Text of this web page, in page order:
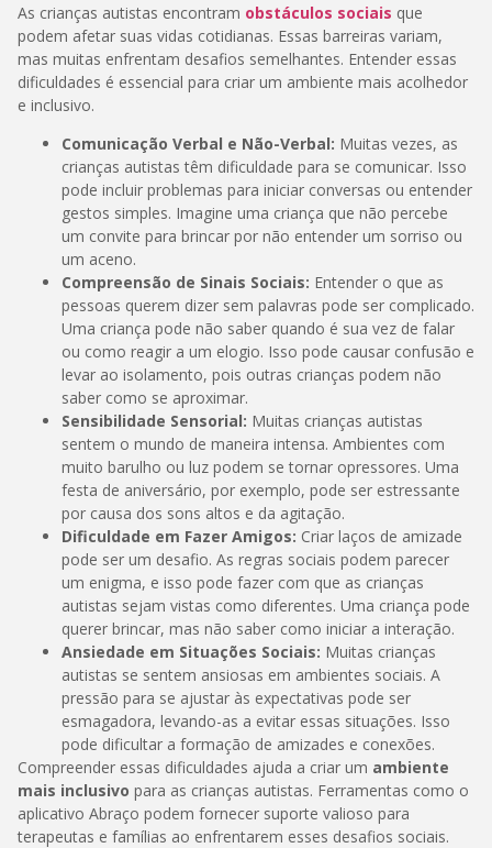
As crianças autistas encontram obstáculos sociais que
podem afetar suas vidas cotidianas. Essas barreiras variam,
mas muitas enfrentam desafios semelhantes. Entender essas
dificuldades é essencial para criar um ambiente mais acolhedor
e inclusivo.
Comunicação Verbal e Não-Verbal: Muitas vezes, as
crianças autistas têm dificuldade para se comunicar. Isso
pode incluir problemas para iniciar conversas ou entender
gestos simples. Imagine uma criança que não percebe
um convite para brincar por não entender um sorriso ou
um aceno.
Compreensão de Sinais Sociais: Entender o que as
pessoas querem dizer sem palavras pode ser complicado.
Uma criança pode não saber quando é sua vez de falar
ou como reagir a um elogio. Isso pode causar confusão e
levar ao isolamento, pois outras crianças podem não
saber como se aproximar.
Sensibilidade Sensorial: Muitas crianças autistas
sentem o mundo de maneira intensa. Ambientes com
muito barulho ou luz podem se tornar opressores. Uma
festa de aniversário, por exemplo, pode ser estressante
por causa dos sons altos e da agitação.
Dificuldade em Fazer Amigos: Criar laços de amizade
pode ser um desafio. As regras sociais podem parecer
um enigma, e isso pode fazer com que as crianças
autistas sejam vistas como diferentes. Uma criança pode
querer brincar, mas não saber como iniciar a interação.
Ansiedade em Situações Sociais: Muitas crianças
autistas se sentem ansiosas em ambientes sociais. A
pressão para se ajustar às expectativas pode ser
esmagadora, levando-as a evitar essas situações. Isso
pode dificultar a formação de amizades e conexões.
Compreender essas dificuldades ajuda a criar um ambiente
mais inclusivo para as crianças autistas. Ferramentas como o
aplicativo Abraço podem fornecer suporte valioso para
terapeutas e famílias ao enfrentarem esses desafios sociais.